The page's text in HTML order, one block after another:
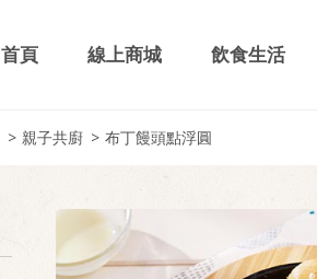
首頁 線上商城 飲食生活
親子共廚 布丁饅頭點浮圓